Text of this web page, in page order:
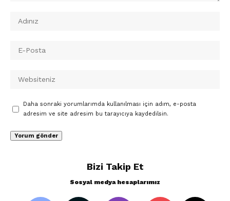
Daha sonraki yorumlarımda kullanılması için adım, e-posta
adresim ve site adresim bu tarayıcıya kaydedilsin.
Bizi Takip Et
Sosyal medya hesaplarımız